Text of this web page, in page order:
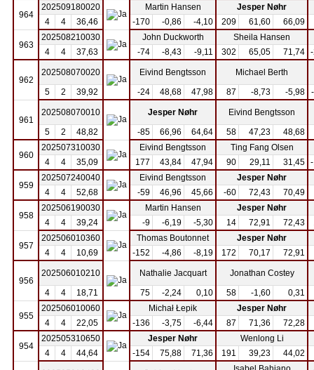
964
202509180020 Martin Hansen
Jesper Nøhr
4
4 36,46 -170 -0,86 -4,10 209 61,60 66,09
963
202508210030 John Duckworth
Sheila Hansen
4
4 37,63 -74 -8,43 -9,11 302 65,05 71,74
962
202508070020 Eivind Bengtsson
Michael Berth
5
2 39,92 -24 48,68 47,98 87 -8,73 -5,98
961
202508070010 Jesper Nøhr
Eivind Bengtsson
5
2 48,82 -85 66,96 64,64 58 47,23 48,68
960
202507310030 Eivind Bengtsson
Ting Fang Olsen
4
4 35,09 177 43,84 47,94 90 29,11 31,45
959
202507240040 Eivind Bengtsson
Jesper Nøhr
4
4 52,68 -59 46,96 45,66 -60 72,43 70,49
958
202506190030 Martin Hansen
Jesper Nøhr
4
4 39,24 -9 -6,19 -5,30 14 72,91 72,43
957
202506010360 Thomas Boutonnet
Jesper Nøhr
4
4 10,69 -152 -4,86 -8,19 172 70,17 72,91
956
202506010210 Nathalie Jacquart
Jonathan Costey
4
4 18,71 75 -2,24 0,10 58 -1,60 0,31
955
202506010060 Michał Łepik
Jesper Nøhr
4
4 22,05 -136 -3,75 -6,44 87 71,36 72,28
954
202505310650 Jesper Nøhr
Wenlong Li
4
4 44,64 -154 75,88 71,36 191 39,23 44,02